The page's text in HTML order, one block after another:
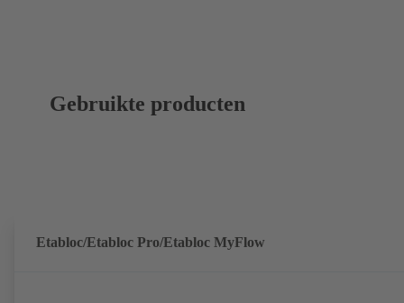
Gebruikte producten
Etabloc/Etabloc Pro/Etabloc MyFlow